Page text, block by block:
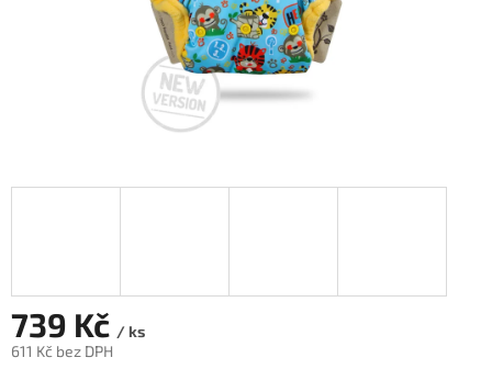
739 Kč / ks
611 Kč bez DPH